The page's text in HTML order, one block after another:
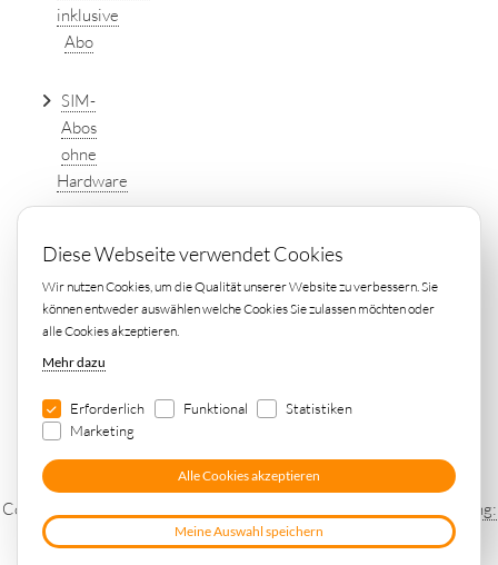
Diese Webseite verwendet Cookies
Wir nutzen Cookies, um die Qualität unserer Website zu verbessern. Sie
können entweder auswählen welche Cookies Sie zulassen möchten oder
alle Cookies akzeptieren.
Mehr dazu
Erforderlich Funktional
Statistiken
Marketing
Alle Cookies akzeptieren
Meine Auswahl speichern
inklusive
Abo
SIM-
Abos
ohne
Hardware
Tarife
einfach
online
Copyright © 2026 by
Webdesign und Hosting:
3W.LU, Agentur für Digitales Marketing in Luxemburg